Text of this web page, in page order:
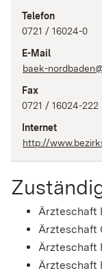
Telefon
0721 / 16024-0
E-Mail
baek-
Fax
0721 / 16024-222
Internet
http://
Ärzteschaft
Ärzteschaft
Ärzteschaft
Ärzteschaft